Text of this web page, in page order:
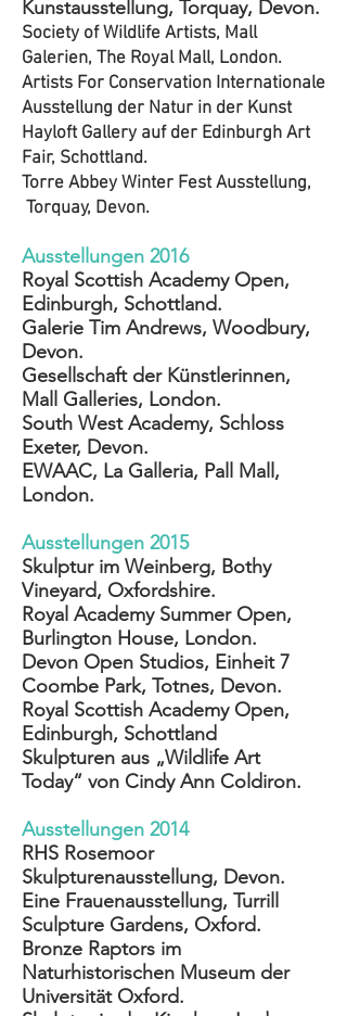
Kunstausstellung, Torquay, Devon.
Society of Wildlife Artists, Mall
Galerien, The Royal Mall, London.
Artists For Conservation Internationale
Ausstellung der Natur in der Kunst
Hayloft Gallery auf der Edinburgh Art
Fair, Schottland.
Torre Abbey Winter Fest Ausstellung,
Torquay, Devon.
Ausstellungen 2016
Royal Scottish Academy Open,
Edinburgh, Schottland.
Galerie Tim Andrews, Woodbury,
Devon.
Gesellschaft der Künstlerinnen,
Mall Galleries, London.
South West Academy, Schloss
Exeter, Devon.
EWAAC, La Galleria, Pall Mall,
London.
Ausstellungen 2015
Skulptur im Weinberg, Bothy
Vineyard, Oxfordshire.
Royal Academy Summer Open,
Burlington House, London.
Devon Open Studios, Einheit 7
Coombe Park, Totnes, Devon.
Royal Scottish Academy Open,
Edinburgh, Schottland
Skulpturen aus „Wildlife Art
Today“ von Cindy Ann Coldiron.
Ausstellungen 2014
RHS Rosemoor
Skulpturenausstellung, Devon.
Eine Frauenausstellung, Turrill
Sculpture Gardens, Oxford.
Bronze Raptors im
Naturhistorischen Museum der
Universität Oxford.